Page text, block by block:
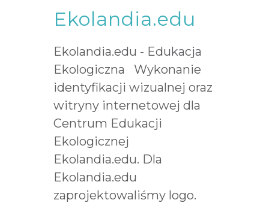
Ekolandia.edu
Ekolandia.edu - Edukacja
Ekologiczna Wykonanie
identyfikacji wizualnej oraz
witryny internetowej dla
Centrum Edukacji
Ekologicznej
Ekolandia.edu. Dla
Ekolandia.edu
zaprojektowaliśmy logo.